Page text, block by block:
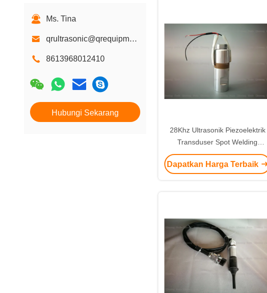
generator
Ms. Tina
qrultrasonic@qrequipment.com
8613968012410
Hubungi Sekarang
28Khz Ultrasonik Piezoelektrik
Transduser Spot Welding
Dengan 30mm Diameter Keramik
Dapatkan Harga Terbaik